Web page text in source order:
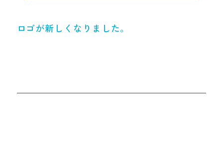
ロゴが新しくなりました。